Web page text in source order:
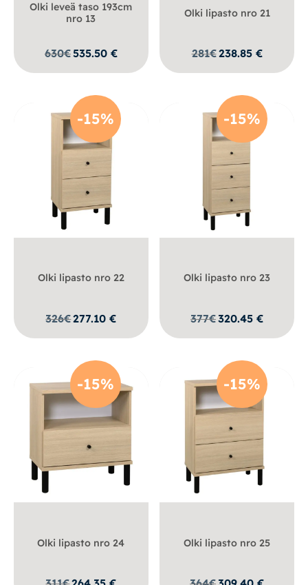
Olki leveä taso 193cm
nro 13
630€535.50 €
Olki lipasto nro 21
281€238.85 €
-15%
Olki lipasto nro 22
326€277.10€
-15%
Olki lipasto nro 23
377€320.45€
-15%
Olki lipasto nro 24
-15%
Olki lipasto nro 25